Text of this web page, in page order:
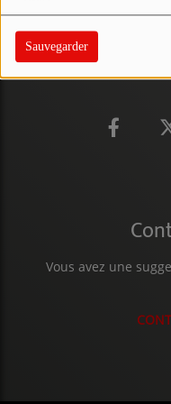
Sauvegarder
JEUX CONCOURS
VENEZ DANS LE PUBLIC !
L'ŒIL DE L'OIE |
VIDÉOS | L’ŒIL DE L'OIE
Vous avez une